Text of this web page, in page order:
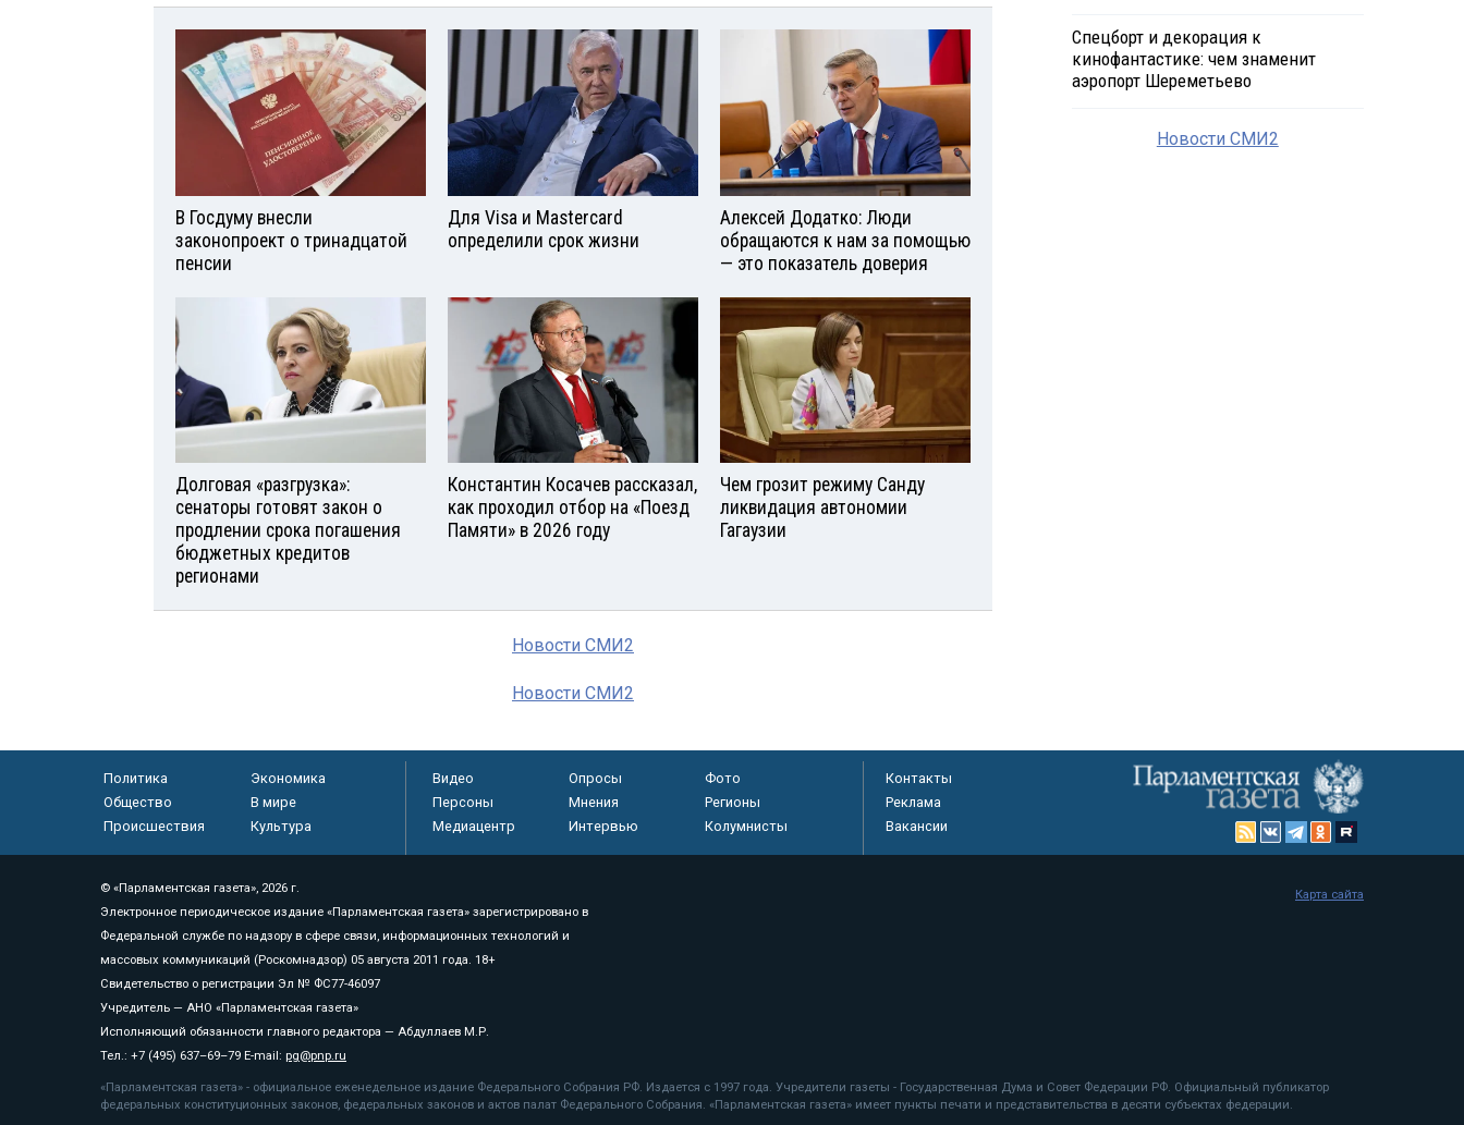
В Госдуму внесли
законопроект о тринадцатой
пенсии
Для Visа и Mastercard
определили срок жизни
Алексей Додатко: Люди
обращаются к нам за помощью
— это показатель доверия
Долговая «разгрузка»:
сенаторы готовят закон о
продлении срока погашения
бюджетных кредитов
регионами
Константин Косачев рассказал,
как проходил отбор на «Поезд
Памяти» в 2026 году
Чем грозит режиму Санду
ликвидация автономии
Гагаузии
Новости СМИ2
Новости СМИ2
Спецборт и декорация к
кинофантастике: чем знаменит
аэропорт Шереметьево
Новости СМИ2
Политика
Экономика
Общество
В мире
Происшествия
Культура
Видео Опросы
Фото
Персоны
Мнения
Регионы
Медиацентр
Интервью Колумнисты
Контакты
Реклама
Вакансии
© «Парламентская газета», 2026 г.
Электронное периодическое издание «Парламентская газета» зарегистрировано в
Федеральной службе по надзору в сфере связи, информационных технологий и
массовых коммуникаций (Роскомнадзор) 05 августа 2011 года. 18+
Свидетельство о регистрации Эл № ФС77-46097
Учредитель — АНО «Парламентская газета»
Исполняющий обязанности главного редактора — Абдуллаев М.Р.
Тел.: +7 (495) 637–69–79 E-mail: pg@pnp.ru
«Парламентская газета» - официальное еженедельное издание Федерального Собрания РФ. Издается с 1997 года. Учредители газеты - Государственная Дума и Совет Федерации РФ. Официальный публикатор
федеральных конституционных законов, федеральных законов и актов палат Федерального Собрания. «Парламентская газета» имеет пункты печати и представительства в десяти субъектах федерации.
Карта сайта